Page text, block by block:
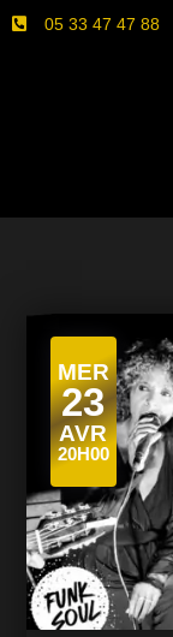
 05 33 47 47 88
MER
23
AVR
20H00